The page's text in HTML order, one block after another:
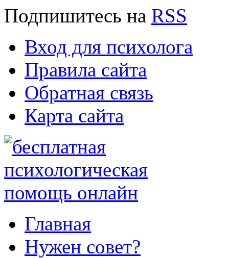
Подпишитесь на RSS
Вход для психолога
Правила сайта
Обратная связь
Карта сайта
Главная
Нужен совет?